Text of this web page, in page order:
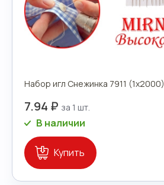
Набор игл Снежинка 7911 (1х2000)
7.94 ₽
В наличии
Купить